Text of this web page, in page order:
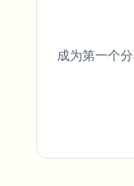
成为第一个